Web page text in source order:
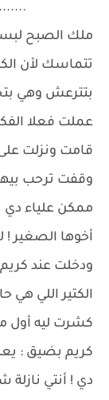
ملك الصبح
تتماسك لأن
بتترعش وهي
عملت فعلا
قامت ونزلت
وقفت ترحب
ممكن علياء دي
أخوها الصغير !
ودخلت عند
الكتير اللي
كشرت ليه أول
كريم بضيق :
دي ! أنتي